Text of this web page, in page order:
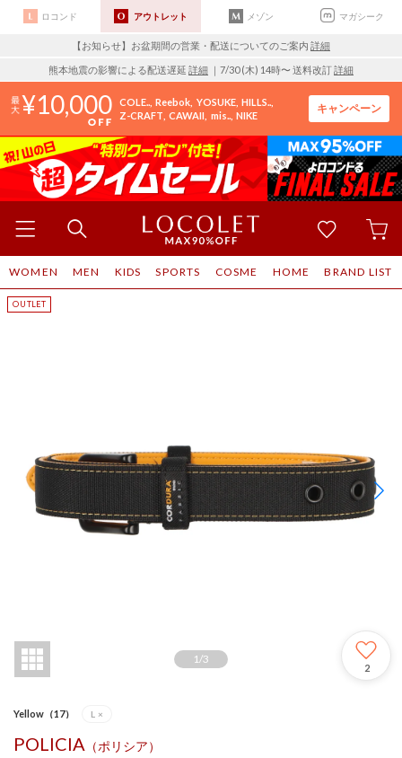
ロコンド アウトレット メゾン マガシーク
【お知らせ】お盆期間の営業・配送についてのご案内 詳細
熊本地震の影響による配送遅延 詳細 ｜7/30 (木) 14時〜 送料改訂詳細
10,000 COLE.. Reebok YOSUKE HILLS..
Z-CRAFT CAWAII mis.. NIKE
キャンペーン
WOMEN MEN KIDS SPORTS COSME HOME BRAND LIST
1 /3
2
Yellow（17） L ×
POLICIA （ポリシア）